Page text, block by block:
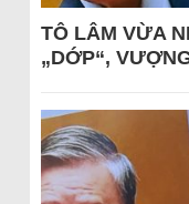
TÔ LÂM VỪA
„DỚP“,